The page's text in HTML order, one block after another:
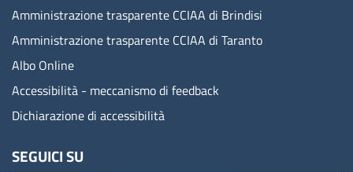
Amministrazione trasparente CCIAA di Brindisi
Amministrazione trasparente CCIAA di Taranto
Albo Online
Accessibilità - meccanismo di feedback
Dichiarazione di accessibilità
SEGUICI SU